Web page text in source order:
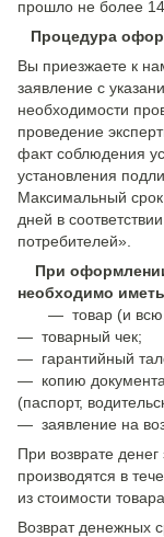
прошло не более 14
Процедура
Вы приезжаете к
заявление с
необходимости
проведение
факт соблюдения
установления
Максимальный срок
дней в
потребителей».
При оформлении
необходимо
— товар (и всю
— товарный чек;
— гарантийный
— копию
(паспорт,
— заявление на
При возврате
производятся в
из стоимости
Возврат денежных